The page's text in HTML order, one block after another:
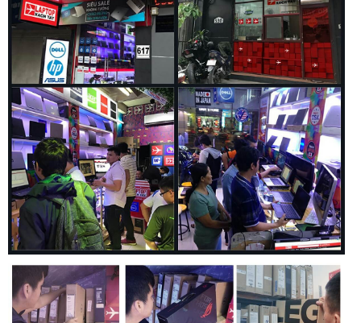
Hiệu Năng Ổn Định Cho Tác Vụ Hàng Ngày
Về khả năng lưu trữ, chiếc laptop Dell này được trang bị ổ
cứng 256GB/512GB SSD M.2 NVMe, cho phép bạn thoải mái
tải về nhiều phần mềm đáp ứng tốt nhu cầu làm việc của
mình. Đáp ứng thoải mái cho các bạn học 1 số ngành đỏi
hiệu việc lưu trữ dữ liệu, làm việc liên tục.
Trên thực tế, dòng máy này có khả năng xử lý tốt các tác vụ
văn phòng và cơ bản nhờ vào chip đồ họa tích hợp Intel Iris
Xe Graphics .Chiếc card đồ họa này giúp bạn có thể thoải
mái sử dụng các tác vụ liên quan đến hình ảnh như: edit
hình ảnh, video… một cách ổn định và cho ra những hình
ảnh sắc nét, mượt mà với chất lượng cao.
Bàn Phím và Touchpad
Bàn phím củaLaptop Dell Latitude 3420được thiết kế với